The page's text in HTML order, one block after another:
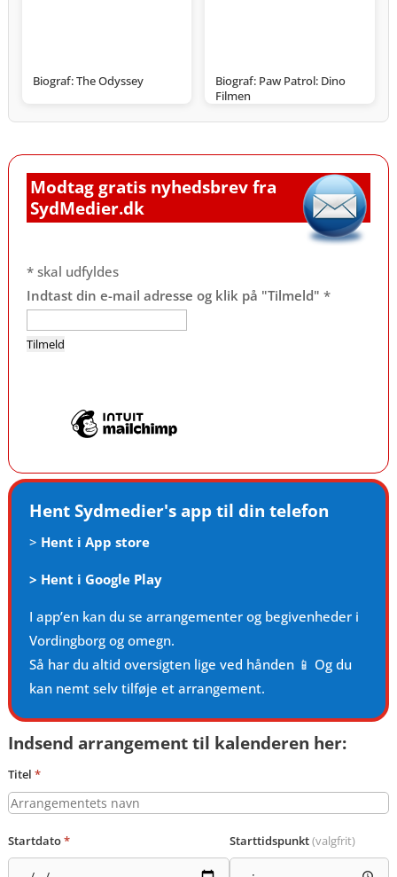
Biograf: The Odyssey
Biograf: Paw Patrol: Dino
Filmen
Modtag gratis nyhedsbrev fra
SydMedier.dk
*skal udfyldes
Indtast din e-mail adresse og klik på "Tilmeld" *
Hent Sydmedier's app til din telefon
> Hent i App store
> Hent i Google Play
I app’en kan du se arrangementer og begivenheder i
Vordingborg og omegn.
Så har du altid oversigten lige ved hånden 📱 Og du
kan nemt selv tilføje et arrangement.
Indsend arrangement til kalenderen her:
Titel *
Startdato* Starttidspunkt(valgfrit)